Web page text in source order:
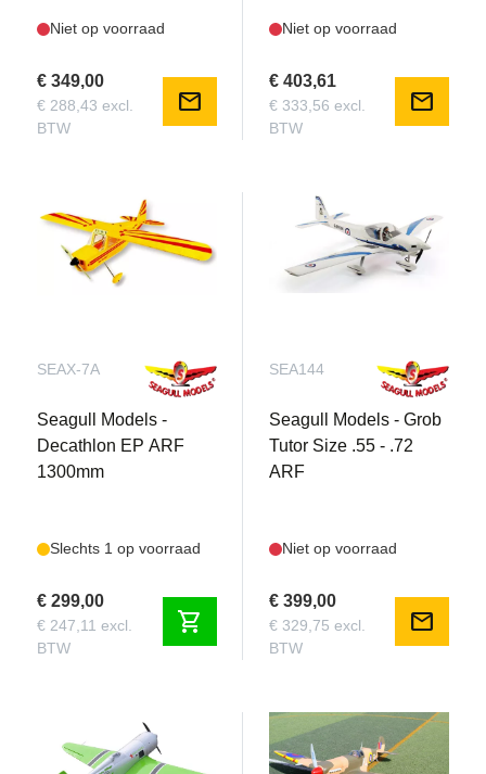
Niet op voorraad
€ 349,00
€ 288,43 excl.
BTW
mail
Niet op voorraad
€ 403,61
€ 333,56 excl.
BTW
mail
SEAX-7A
Seagull Models -
Decathlon EP ARF
1300mm
Slechts 1 op voorraad
€ 299,00
€ 247,11 excl.
BTW
shopping_cart
SEA144
Seagull Models - Grob
Tutor Size .55 - .72
ARF
Niet op voorraad
€ 399,00
€ 329,75 excl.
BTW
mail